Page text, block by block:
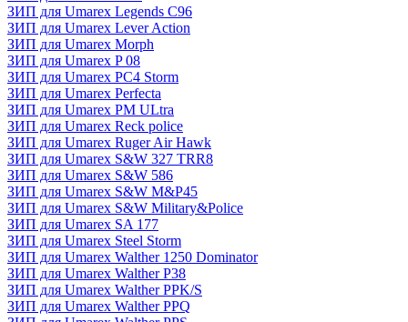
ЗИП для Umarex Legends C96
ЗИП для Umarex Lever Action
ЗИП для Umarex Morph
ЗИП для Umarex P 08
ЗИП для Umarex PC4 Storm
ЗИП для Umarex Perfecta
ЗИП для Umarex PM ULtra
ЗИП для Umarex Reck police
ЗИП для Umarex Ruger Air Hawk
ЗИП для Umarex S&W 327 TRR8
ЗИП для Umarex S&W 586
ЗИП для Umarex S&W M&P45
ЗИП для Umarex S&W Military&Police
ЗИП для Umarex SA 177
ЗИП для Umarex Steel Storm
ЗИП для Umarex Walther 1250 Dominator
ЗИП для Umarex Walther P38
ЗИП для Umarex Walther PPK/S
ЗИП для Umarex Walther PPQ